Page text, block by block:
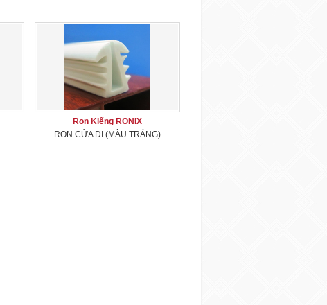
Ron Kiếng RONIX
RON CỬA ĐI (MÀU TRẮNG)